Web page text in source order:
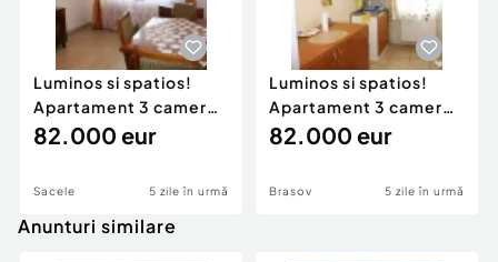
motiv, va rugam sa nu deranjati proprietarul.Va
multumim foarte mult pentru intelegere!
Număr Băi:6
Posibilitate parcare: Da
Nr. locuri parcare:
Apă
Gaz
Luminos si spatios!
Apartament 3 camere,
decomandat, in Sace
82.000 eur
Sacele 5 zile în urmă
Luminos si spatios!
Apartament 3 camere,
decomandat, in Sace
82.000 eur
Brasov 5 zile în urmă
Anunturi similare